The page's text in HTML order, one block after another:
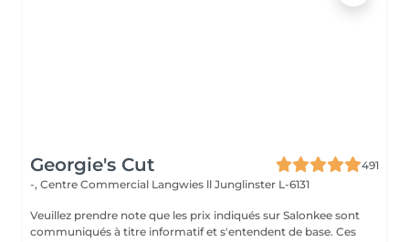
Georgie's Cut
491
-, Centre Commercial Langwies ll Junglinster L-6131
Veuillez prendre note que les prix indiqués sur Salonkee sont
communiqués à titre informatif et s'entendent de base. Ces